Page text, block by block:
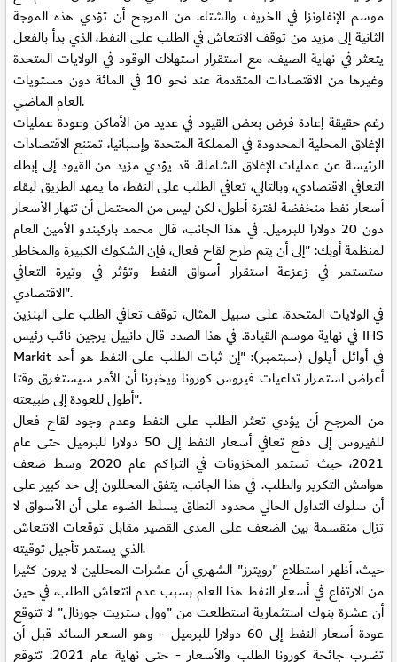
موسم الإنفلونزا في الخريف والشتاء. من المرجح أن تؤدي هذه الموجة
الثانية إلى مزيد من توقف الانتعاش في الطلب على النفط، الذي بدأ بالفعل
يتعثر في نهاية الصيف، مع استقرار استهلاك الوقود في الولايات المتحدة
وغيرها من الاقتصادات المتقدمة عند نحو 10 في المائة دون مستويات
العام الماضي.
رغم حقيقة إعادة فرض بعض القيود في عديد من الأماكن وعودة عمليات
الإغلاق المحلية المحدودة في المملكة المتحدة وإسبانيا، تمتنع الاقتصادات
الرئيسة عن عمليات الإغلاق الشاملة. قد يؤدي مزيد من القيود إلى إبطاء
التعافي الاقتصادي، وبالتالي، تعافي الطلب على النفط، ما يمهد الطريق لبقاء
أسعار نفط منخفضة لفترة أطول، لكن ليس من المحتمل أن تنهار الأسعار
دون 20 دولارا للبرميل. في هذا الجانب، قال محمد باركيندو الأمين العام
لمنظمة أوبك: "إلى أن يتم طرح لقاح فعال، فإن الشكوك الكبيرة والمخاطر
ستستمر في زعزعة استقرار أسواق النفط وتؤثر في وتيرة التعافي
الاقتصادي".
في الولايات المتحدة، على سبيل المثال، توقف تعافي الطلب على البنزين
في نهاية موسم القيادة. في هذا الصدد قال دانييل يرجين نائب رئيس IHS
Markit في أوائل أيلول (سبتمبر): "إن ثبات الطلب على النفط هو أحد
أعراض استمرار تداعيات فيروس كورونا ويخبرنا أن الأمر سيستغرق وقتا
أطول للعودة إلى طبيعته".
من المرجح أن يؤدي تعثر الطلب على النفط وعدم وجود لقاح فعال
للفيروس إلى دفع تعافي أسعار النفط إلى 50 دولارا للبرميل حتى عام
2021، حيث تستمر المخزونات في التراكم عام 2020 وسط ضعف
هوامش التكرير والطلب. في هذا الجانب، يتفق المحللون إلى حد كبير على
أن سلوك التداول الحالي محدود النطاق يسلط الضوء على أن الأسواق لا
تزال منقسمة بين الضعف على المدى القصير مقابل توقعات الانتعاش
الذي يستمر تأجيل توقيته.
حيث، أظهر استطلاع "رويترز" الشهري أن عشرات المحللين لا يرون كثيرا
من الارتفاع في أسعار النفط هذا العام بسبب عدم انتعاش الطلب، في حين
أن عشرة بنوك استثمارية استطلعت من "وول ستريت جورنال" لا تتوقع
عودة أسعار النفط إلى 60 دولارا للبرميل - وهو السعر السائد قبل أن
تضرب جائحة كورونا الطلب والأسعار - حتى نهاية عام 2021. تتوقع